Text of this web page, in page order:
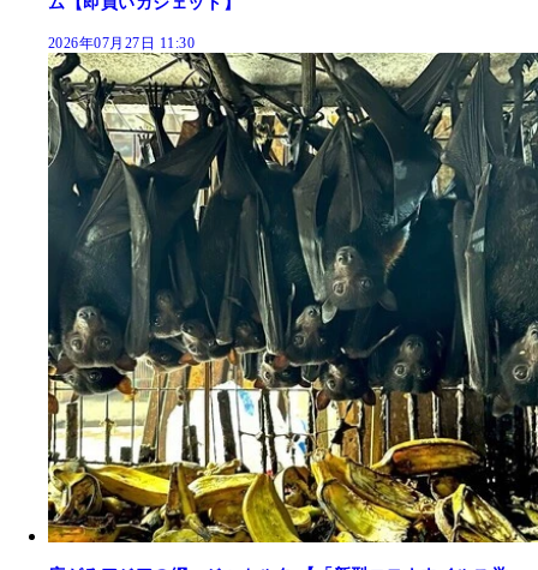
2026年07月27日 11:30